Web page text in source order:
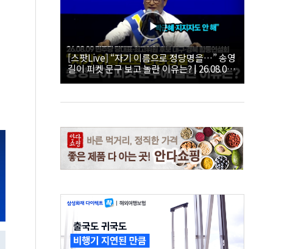
[스팟Live] “자기 이름으로 정당명을…” 송영
길이 피켓 문구 보고 놀란 이유는? | 26.08.09
더불어민주당 당대표·최고위원 후보 대구·경